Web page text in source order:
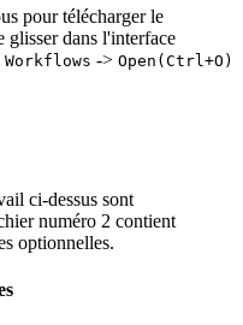
pour télécharger le
dans l'interface
Workflows -> Open(Ctrl+O)
ci-dessus sont
numéro 2 contient
optionnelles.